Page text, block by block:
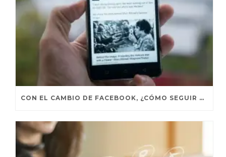
CON EL CAMBIO DE FACEBOOK, ¿CÓMO SEGUIR VIENDO NOTICIAS DE INTERÉS?